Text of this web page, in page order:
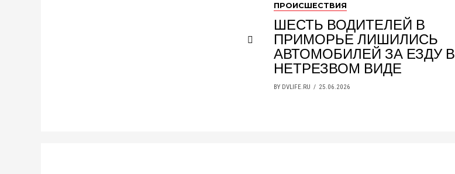
ПРОИСШЕСТВИЯ
ШЕСТЬ ВОДИТЕЛЕЙ В
ПРИМОРЬЕ ЛИШИЛИСЬ
АВТОМОБИЛЕЙ ЗА ЕЗДУ В
НЕТРЕЗВОМ ВИДЕ
BY DVLIFE.RU 25.06.2026